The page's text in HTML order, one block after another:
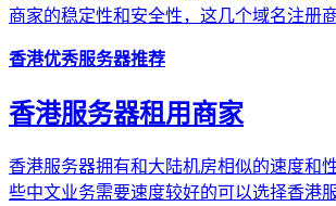
商家的稳定性和安全性，这几个域名注册
香港优秀服务器推荐
香港服务器租用商家
香港服务器拥有和大陆机房相似的速度和
些中文业务需要速度较好的可以选择香港